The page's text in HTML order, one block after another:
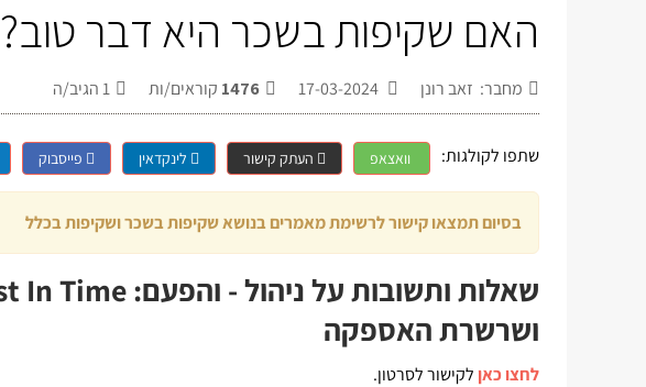
האם שקיפות בשכר היא דבר טוב?
מחבר: זאב רונן 1476 קוראים/ות 1הגיב/ה
שתפו לקולגות: וואצאפ העתק קישור לינקדאין פייסבוק
בסיום תמצאו קישור לרשימת מאמרים בנושא שקיפות בשכר ושקיפות בכלל
ושרשרת האספקה
לחצו כאןלקישור לסרטון.